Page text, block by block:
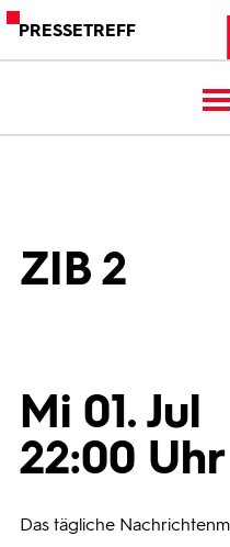
PRESSETREFF
ZIB 2
Mi 01. Jul
22:00 Uhr
Das tägliche